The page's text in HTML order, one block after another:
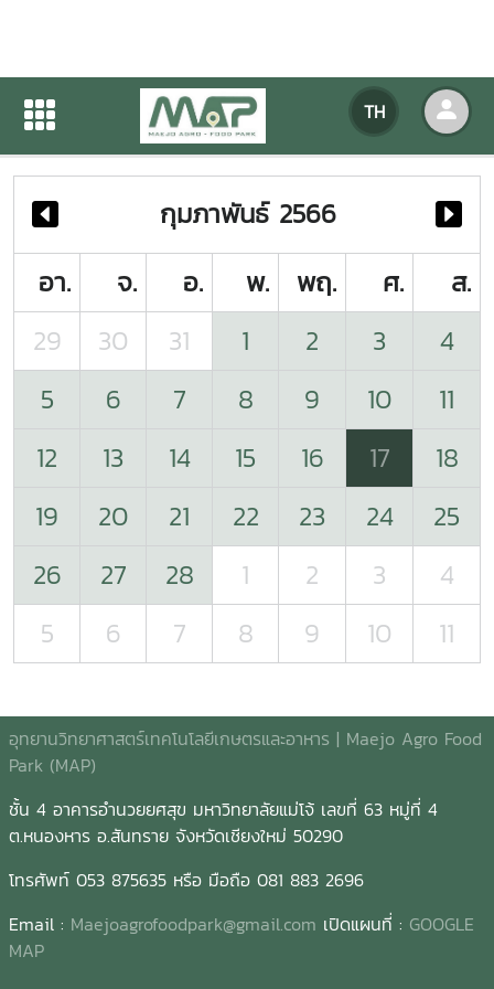
TH
ปฏิทินกิจกรรมของหน่วยงาน
ปฏิทินกิจกรรมของหน่วยงาน
กุมภาพันธ์ 2566
อา.
จ. อ. พ. พฤ. ศ.
ส.
29
30 31 1 2 3
4
5
6 7 8 9 10
11
12
13 14 15 16 17
18
19
20 21 22 23 24
25
26
27 28 1 2 3
4
5
6 7 8 9 10 11
อุทยานวิทยาศาสตร์เทคโนโลยีเกษตรและอาหาร | Maejo Agro Food
Park (MAP)
ชั้น 4 อาคารอำนวยยศสุข มหาวิทยาลัยแม่โจ้ เลขที่ 63 หมู่ที่ 4
ต.หนองหาร อ.สันทราย จังหวัดเชียงใหม่ 50290
โทรศัพท์ 053 875635 หรือ มือถือ 081 883 2696
Email : Maejoagrofoodpark@gmail.com เปิดแผนที่ : GOOGLE
MAP